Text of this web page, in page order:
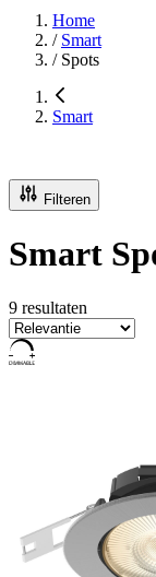
Home
/ Smart
/ Spots
Smart
Filteren
Smart
9 resultaten